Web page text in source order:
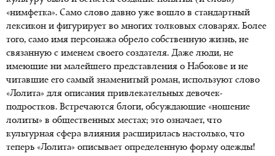
«нимфетка». Само слово давно уже вошло в стандартный
лексикон и фигурирует во многих толковых словарях. Более
того, само имя персонажа обрело собственную жизнь, не
связанную с именем своего создателя. Даже люди, не
имеющие ни малейшего представления о Набокове и не
читавшие его самый знаменитый роман, используют слово
«Лолита» для описания привлекательных девочек-
подростков. Встречаются блоги, обсуждающие «ношение
лолиты» в общественных местах; это означает, что
культурная сфера влияния расширилась настолько, что
теперь «Лолита» описывает определенную форму одежды!